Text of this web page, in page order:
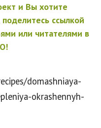
и Вы хотите
ссылкой
или читателями в
domashniaya-
okrashennyh-